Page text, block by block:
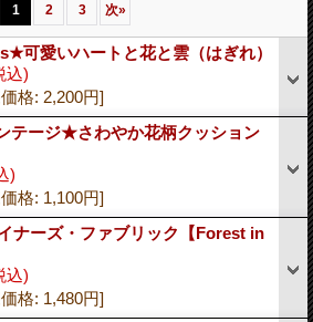
1 2 3 次»
可愛いハートと花と雲（はぎれ）
込)
格: 2,200円]
テージ★さわやか花柄クッション
)
格: 1,100円]
ナーズ・ファブリック【Forest in
込)
格: 1,480円]